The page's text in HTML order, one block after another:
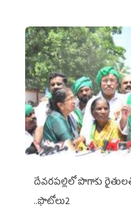
దేవరపల్లిలో పొగాకు
..ఫొటోలు2